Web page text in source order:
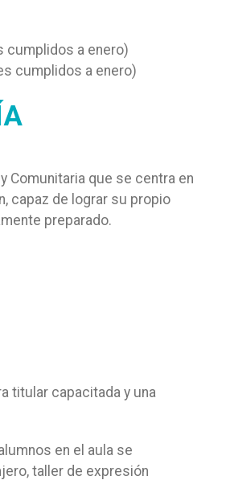
cumplidos a enero)
cumplidos a enero)
Comunitaria que se centra en
capaz de lograr su propio
preparado.
titular capacitada y una
en el aula se
taller de expresión